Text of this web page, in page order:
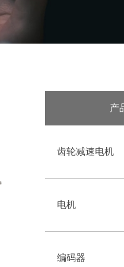
产
齿轮减速电机
电机
编码器